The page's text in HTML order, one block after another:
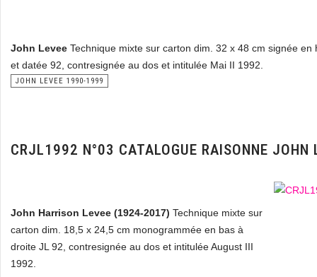
John Levee Technique mixte sur carton dim. 32 x 48 cm signée en
et datée 92, contresignée au dos et intitulée Mai II 1992.
JOHN LEVEE 1990-1999
CRJL1992 N°03 CATALOGUE RAISONNE JOHN
John Harrison Levee (1924-2017) Technique mixte sur
carton dim. 18,5 x 24,5 cm monogrammée en bas à
droite JL 92, contresignée au dos et intitulée August III
1992.